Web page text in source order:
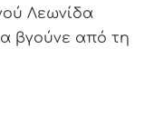
Λεωνίδα
βγούνε από τη